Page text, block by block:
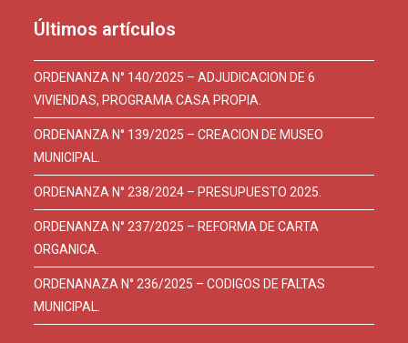
Últimos artículos
ORDENANZA N° 140/2025 – ADJUDICACION DE 6
VIVIENDAS, PROGRAMA CASA PROPIA.
ORDENANZA N° 139/2025 – CREACION DE MUSEO
MUNICIPAL.
ORDENANZA N° 238/2024 – PRESUPUESTO 2025.
ORDENANZA N° 237/2025 – REFORMA DE CARTA
ORGANICA.
ORDENANAZA N° 236/2025 – CODIGOS DE FALTAS
MUNICIPAL.